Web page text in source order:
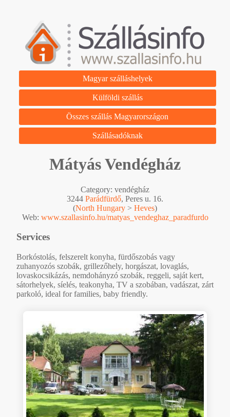
Magyar szálláshelyek
Külföldi szállás
Összes szállás Magyarországon
Szállásadóknak
Mátyás Vendégház
Category: vendégház
3244 Parádfürdő, Peres u. 16.
(North Hungary > Heves)
Web: www.szallasinfo.hu/matyas_vendeghaz_paradfurdo
Services
Borkóstolás, felszerelt konyha, fürdőszobás vagy
zuhanyozós szobák, grillezőhely, horgászat, lovaglás,
lovaskocsikázás, nemdohányzó szobák, reggeli, saját kert,
sátorhelyek, síelés, teakonyha, TV a szobában, vadászat, zárt
parkoló, ideal for families, baby friendly.